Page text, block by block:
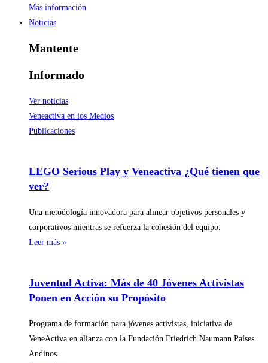
Más información
Noticias
Mantente
Informado
Ver noticias
Veneactiva en los Medios
Publicaciones
LEGO Serious Play y Veneactiva ¿Qué tienen que
ver?
Una metodología innovadora para alinear objetivos personales y
corporativos mientras se refuerza la cohesión del equipo.
Leer más »
Juventud Activa: Más de 40 Jóvenes Activistas
Ponen en Acción su Propósito
Programa de formación para jóvenes activistas, iniciativa de
VeneActiva en alianza con la Fundación Friedrich Naumann Países
Andinos.